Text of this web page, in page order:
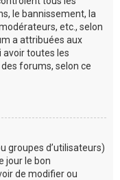
le bannissement, la
etc., selon
a attribuées aux
avoir toutes les
forums, selon ce
groupes d’utilisateurs)
jour le bon
de modifier ou